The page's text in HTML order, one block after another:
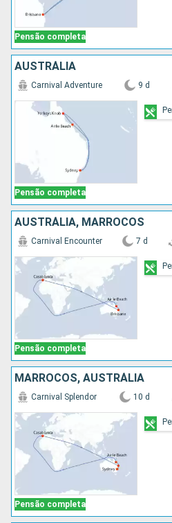
Pensão completa
AUSTRÁLIA
Pensão completa
Carnival Adventure 9 d
AUSTRÁLIA, MARROCOS
Pensão completa
Carnival Encounter 7 d
MARROCOS, AUSTRÁLIA
Pensão completa
Carnival Splendor 10 d